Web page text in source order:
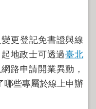
更登記免書證與線
地政士可透過臺北
路申請開業異動，
哪些專屬於線上申辦